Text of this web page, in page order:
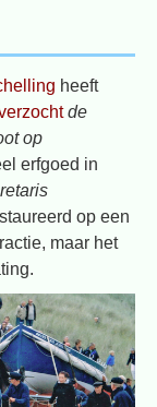
heeft
de
op
erfgoed in
op een
maar het